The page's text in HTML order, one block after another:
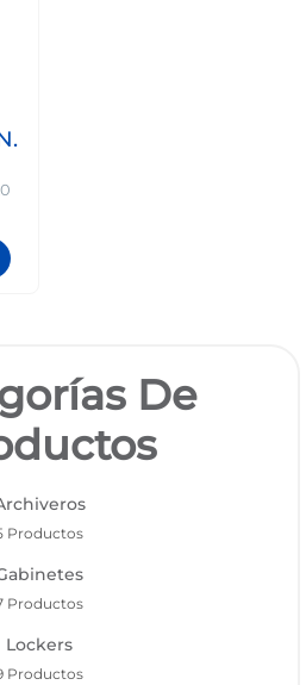
De
Productos
Productos
Lockers
Productos